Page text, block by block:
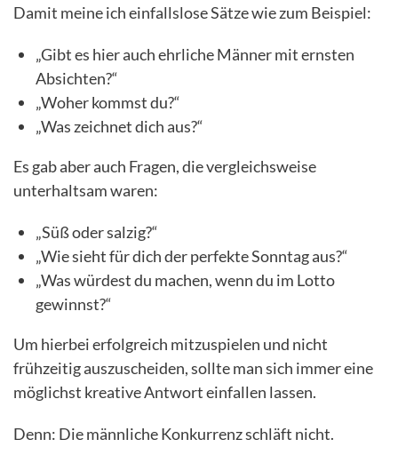
Damit meine ich einfallslose Sätze wie zum Beispiel:
„Gibt es hier auch ehrliche Männer mit ernsten
Absichten?“
„Woher kommst du?“
„Was zeichnet dich aus?“
Es gab aber auch Fragen, die vergleichsweise
unterhaltsam waren:
„Süß oder salzig?“
„Wie sieht für dich der perfekte Sonntag aus?“
„Was würdest du machen, wenn du im Lotto
gewinnst?“
Um hierbei erfolgreich mitzuspielen und nicht
frühzeitig auszuscheiden, sollte man sich immer eine
möglichst kreative Antwort einfallen lassen.
Denn: Die männliche Konkurrenz schläft nicht.